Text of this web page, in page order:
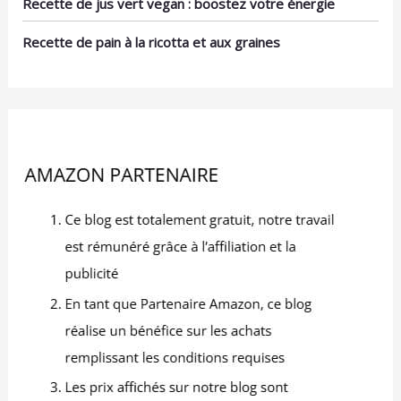
problème du nettoyage
lavage à la main ne
baguettes jetables, vous
pouvez les emmener au
après les repas pour
garder les baguettes
propres. 【Diverses
baguettes réutilisables
sont indispensables pour
la cuisine asiatique
comme le ragoût de
sushi ramen, le poulet
kung pao et les
Prise en main facile,
débutants en baguettes.
de 1688 à 1704, l'âge
La caractéristique des
"baguettes Genroku" est
qu'il y a une rainure au
séparation et l'utilisation.
Recette de jus vert vegan : boostez votre énergie
Recette de pain à la ricotta et aux graines